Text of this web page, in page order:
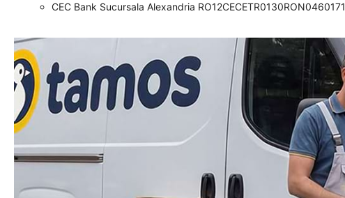
CEC Bank Sucursala Alexandria RO12CECETR0130RON0460171